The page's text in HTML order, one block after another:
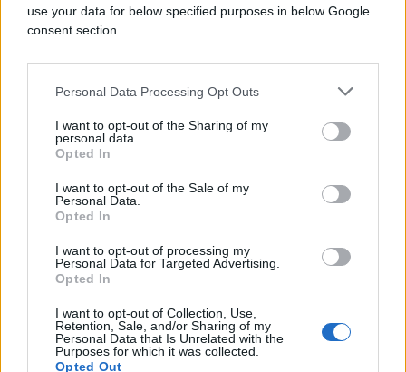
use your data for below specified purposes in below Google
consent section.
Personal Data Processing Opt Outs
I want to opt-out of the Sharing of my
personal data.
Opted In
I want to opt-out of the Sale of my
Personal Data.
Opted In
I want to opt-out of processing my
Personal Data for Targeted Advertising.
Opted In
I want to opt-out of Collection, Use,
Retention, Sale, and/or Sharing of my
Personal Data that Is Unrelated with the
Purposes for which it was collected.
Opted Out
SVIJET
16.04.26. 12:11
komunikacijske kanale” između SAD-a i Irana